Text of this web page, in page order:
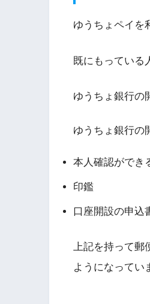
ゆうちょペイを
既にもっている
ゆうちょ銀行の
ゆうちょ銀行の
本人確認ができ
印鑑
口座開設の申込
上記を持って
ようになってい